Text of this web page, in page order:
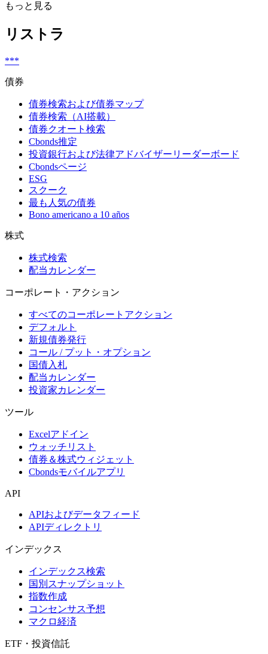
もっと見る
リストラ
***
債券
債券検索および債券マップ
債券検索（AI搭載）
債券クオート検索
Cbonds推定
投資銀行および法律アドバイザーリーダーボード
Cbondsページ
ESG
スクーク
最も人気の債券
Bono americano a 10 años
株式
株式検索
配当カレンダー
コーポレート・アクション
すべてのコーポレートアクション
デフォルト
新規債券発行
コール / プット・オプション
国債入札
配当カレンダー
投資家カレンダー
ツール
Excelアドイン
ウォッチリスト
債券＆株式ウィジェット
Cbondsモバイルアプリ
API
APIおよびデータフィード
APIディレクトリ
インデックス
インデックス検索
国別スナップショット
指数作成
コンセンサス予想
マクロ経済
ETF・投資信託